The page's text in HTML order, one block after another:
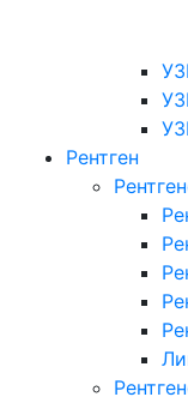
Рентген